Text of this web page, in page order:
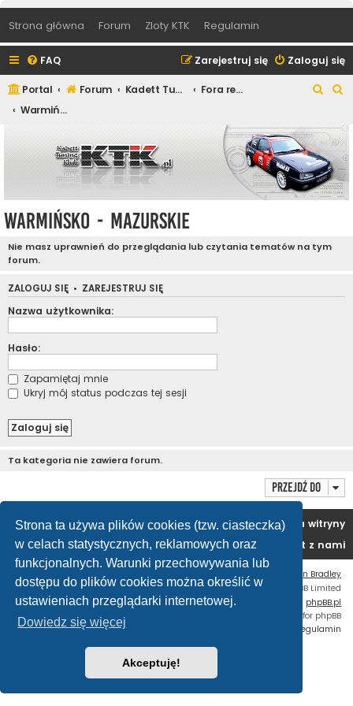
Strona ta używa plików cookies (tzw. ciasteczka)
w celach statystycznych, reklamowych oraz
funkcjonalnych. Warunki przechowywania lub
dostępu do plików cookies można określić w
ustawieniach przeglądarki internetowej.
Dowiedz się więcej
Akceptuję!
Strona główna Forum Zloty KTK Regulamin
FAQ Zaloguj się
Zarejestruj się
Portal Forum Kadett Tuning Klub
Fora regionalne
Warmińsko - Mazurskie
u
k
a
u
k
a
j
Warmińsko - Mazurskie
Nie masz uprawnień do przeglądania lub czytania tematów na tym
forum.
ZALOGUJ SIĘ • ZAREJESTRUJ SIĘ
Nazwa użytkownika:
Hasło:
Zapamiętaj mnie
Ukryj mój status podczas tej sesji
Ta kategoria nie zawiera forum.
Przejdź do
Portal Forum
Usuń ciasteczka witryny
Kontakt z nami
Flat Style by
Ian Bradley
Technologię dostarczaphpBB® Forum Software © phpBB Limited
Polski pakiet językowy dostarcza phpBB.pl
extension for phpBB
Regulamin